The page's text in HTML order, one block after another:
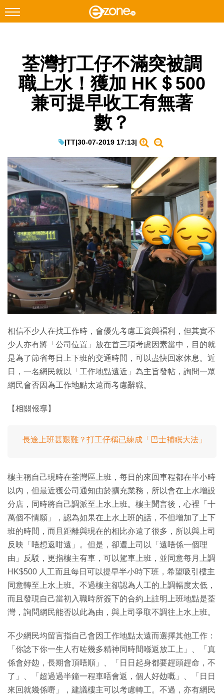
Facebook Instagram
科技焦點
網絡生活
EduTech
IT Times
生成式AI與雲端應用
Enterprise Digital Transformation
特集
荃灣打工仔不滿突被調
職上水！獲加 HK＄500
兼可提早收工有無著
數？
|TT|30-07-2019 17:13|
相信不少人在找工作時，會優先考慮工資與褔利，但其實不
少人亦有將「公司位置」放在首三項考慮因素當中，目的就
是為了節省每日上下班的交通時間，可以盡快回家休息。近
日，一名網民就以「工作地點遠近」為主旨發帖，詢問一眾
網民會否因為工作地點太遠而考慮辭職。
【相關報導】
長途上班甚艱難？打工仔稱已練成「巴士補眠大法」
樓主稱自己現時在荃灣區上班，每日的來回車程都在半小時
以內，但最近獲公司通知由於擴充業務，所以會在上水增設
分店，同時將自己調派至上水上班。樓主聞言後，心裡「十
萬個不情願」，認為如果在上水上班的話，不但增加了上下
班的時間，而且距離與現在的相比亦遠了很多，所以與上司
反映「唔想返咁遠」。但是，卻遭上司以「遠唔係一個理
由」反駁，更指樓主有車，可以駕車上班，並同意每月上調
HK$500 人工而且每日可以提早半小時下班，希望吸引樓主
同意轉至上水上班。不過樓主卻認為人工的上調幅度太低，
而且發現自己當初入職時所簽下的合約上註明上班地點是荃
灣，詢問網民能否以此為由，與上司爭取不調往上水上班。
不少網民均留言指自己會因工作地點太遠而選擇其他工作：
「你諗下你一生人冇咗幾多精神同時間喺返放工上」、「真
係會好攰，長期會頂唔順」、「日日起身都要趕頭趕命，不
了」、「超過過半鐘一程車唔會返，個人好攰嘅」、「日日
來回就幾係嘢」，建議樓主可以考慮轉工。不過，亦有網民